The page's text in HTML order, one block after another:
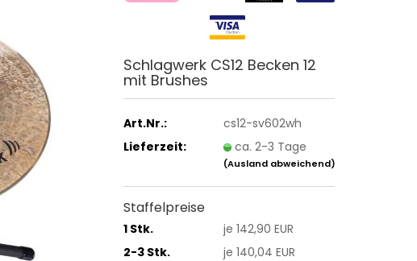
Schlagwerk CS12 Becken 12
mit Brushes
Art.Nr.:
cs12-sv602wh
Lieferzeit:
ca. 2-3 Tage
(Ausland abweichend)
Staffelpreise
1 Stk.
je 142,90 EUR
2-3 Stk.
je 140,04 EUR